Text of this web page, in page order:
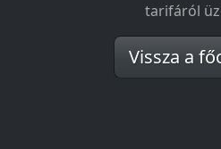
tarifáról
Vissza a